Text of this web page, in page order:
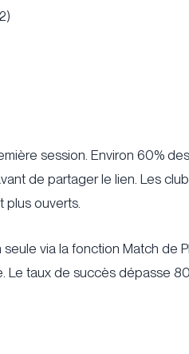
session. Environ 60%
de partager le lien. Les
plus ouverts.
via la fonction Match de
Le taux de succès dépasse